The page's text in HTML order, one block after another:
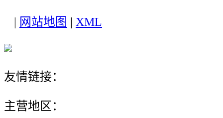
网站地图 XML
友情链接：
主营地区：